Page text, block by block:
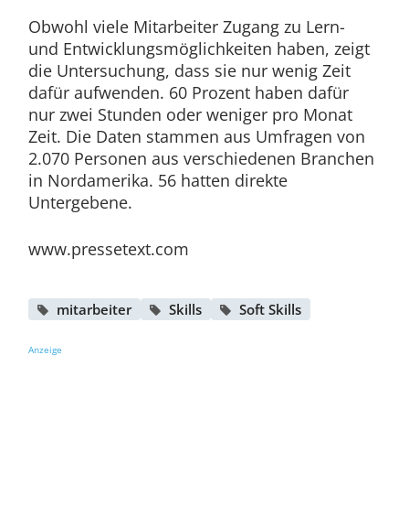
Obwohl viele Mitarbeiter Zugang zu Lern-
und Entwicklungsmöglichkeiten haben, zeigt
die Untersuchung, dass sie nur wenig Zeit
dafür aufwenden. 60 Prozent haben dafür
nur zwei Stunden oder weniger pro Monat
Zeit. Die Daten stammen aus Umfragen von
2.070 Personen aus verschiedenen Branchen
in Nordamerika. 56 hatten direkte
Untergebene.
www.pressetext.com
mitarbeiter Skills Soft Skills
Anzeige